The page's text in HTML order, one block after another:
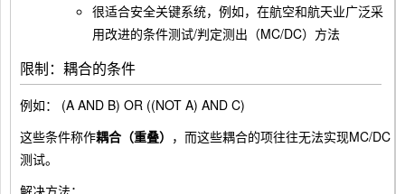
很适合安全关键系统，例如，在航空和航天业广泛采
用改进的条件测试/判定测出（MC/DC）方法
限制：耦合的条件
例如： (A AND B) OR ((NOT A) AND C)
这些条件称作耦合（重叠） ，而这些耦合的项往往无法实现MC/DC
测试。
解决方法：